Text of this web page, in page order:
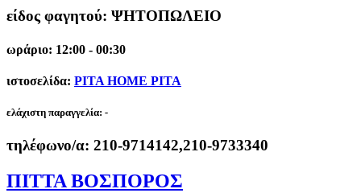
είδος φαγητού: ΨΗΤΟΠΩΛΕΙΟ
ωράριο: 12:00 - 00:30
ιστοσελίδα: PITA HOME PITA
ελάχιστη παραγγελία: -
τηλέφωνο/α: 210-9714142,210-9733340
ΠΙΤΤΑ ΒΟΣΠΟΡΟΣ